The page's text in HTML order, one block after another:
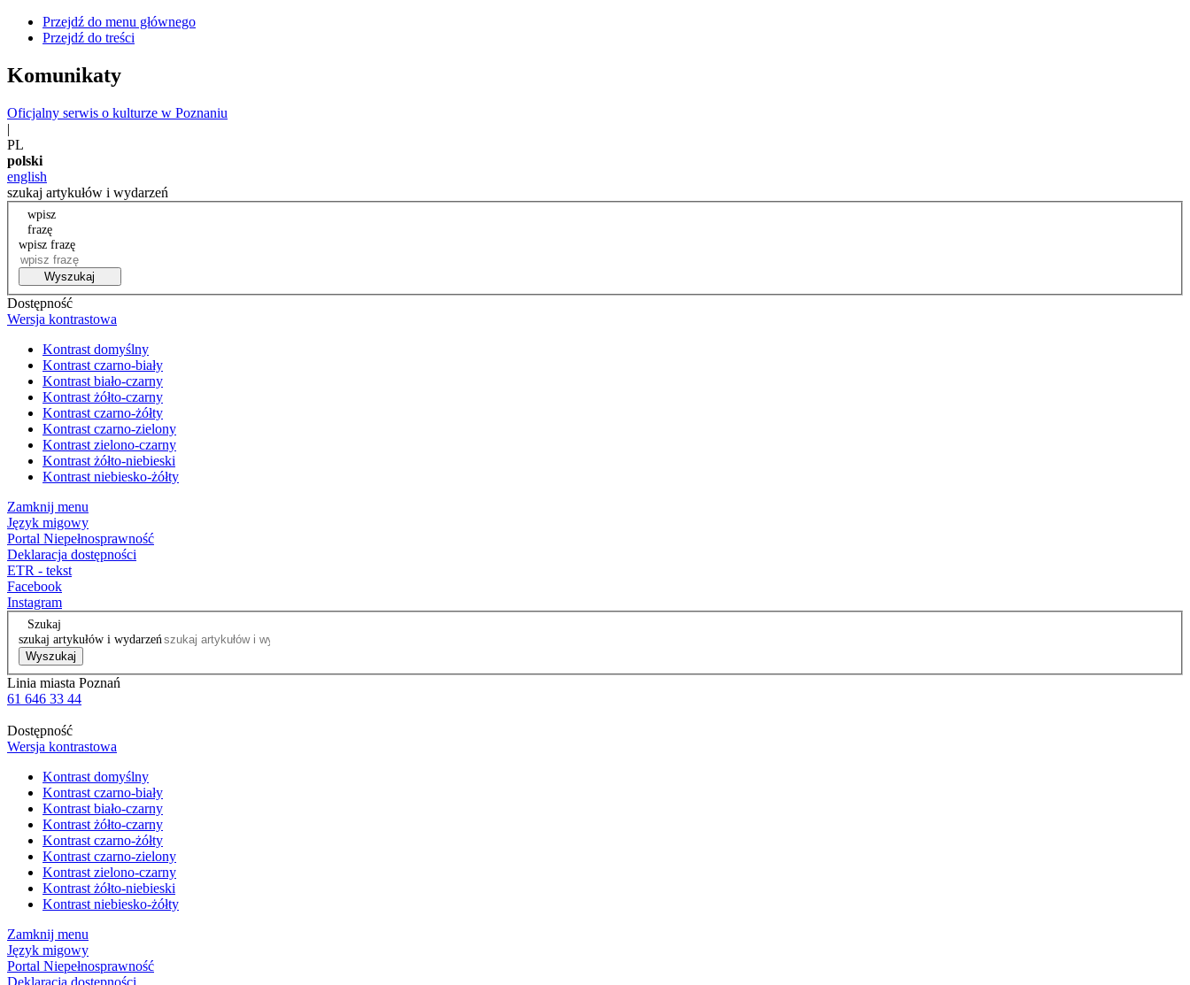
Przejdź do menu głównego
Przejdź do treści
Komunikaty
Oficjalny serwis o kulturze w Poznaniu
|
PL
polski
english
szukaj artykułów i wydarzeń
wpisz
frazę
wpisz frazę
Wyszukaj
Dostępność
Wersja kontrastowa
Kontrast domyślny
Kontrast czarno-biały
Kontrast biało-czarny
Kontrast żółto-czarny
Kontrast czarno-żółty
Kontrast czarno-zielony
Kontrast zielono-czarny
Kontrast żółto-niebieski
Kontrast niebiesko-żółty
Zamknij menu
Język migowy
Portal Niepełnosprawność
Deklaracja dostępności
ETR - tekst
Facebook
Instagram
Szukaj
szukaj artykułów i wydarzeń
Wyszukaj
Linia miasta Poznań
61 646 33 44
Dostępność
Wersja kontrastowa
Kontrast domyślny
Kontrast czarno-biały
Kontrast biało-czarny
Kontrast żółto-czarny
Kontrast czarno-żółty
Kontrast czarno-zielony
Kontrast zielono-czarny
Kontrast żółto-niebieski
Kontrast niebiesko-żółty
Zamknij menu
Język migowy
Portal Niepełnosprawność
Deklaracja dostępności